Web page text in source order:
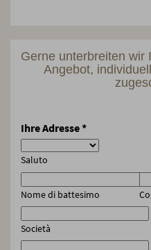
Gerne unterbreiten wir
Angebot,
Ihre Adresse*
Saluto
Nome di battesimo
Società